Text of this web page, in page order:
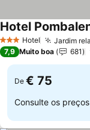
3 EstrelasHotel Jardim
Hotel
7,9 Muito boa 681
De € 75
Consulte os